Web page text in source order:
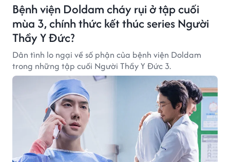
Bệnh viện Doldam cháy rụi ở tập cuối
mùa 3, chính thức kết thúc series Người
Thầy Y Đức?
Dân tình lo ngại về số phận của bệnh viện Doldam
trong những tập cuối Người Thầy Y Đức 3.